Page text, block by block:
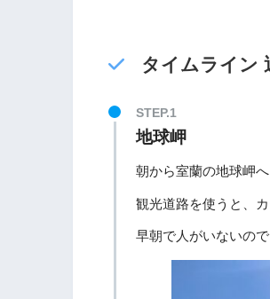
タイムライン
地球岬
朝から室蘭の地球岬へ
観光道路を使うと、
早朝で人がいないの